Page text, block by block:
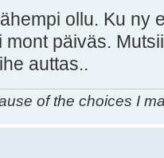
ollu. Ku ny
mont päiväs.
auttas..
of the choices I